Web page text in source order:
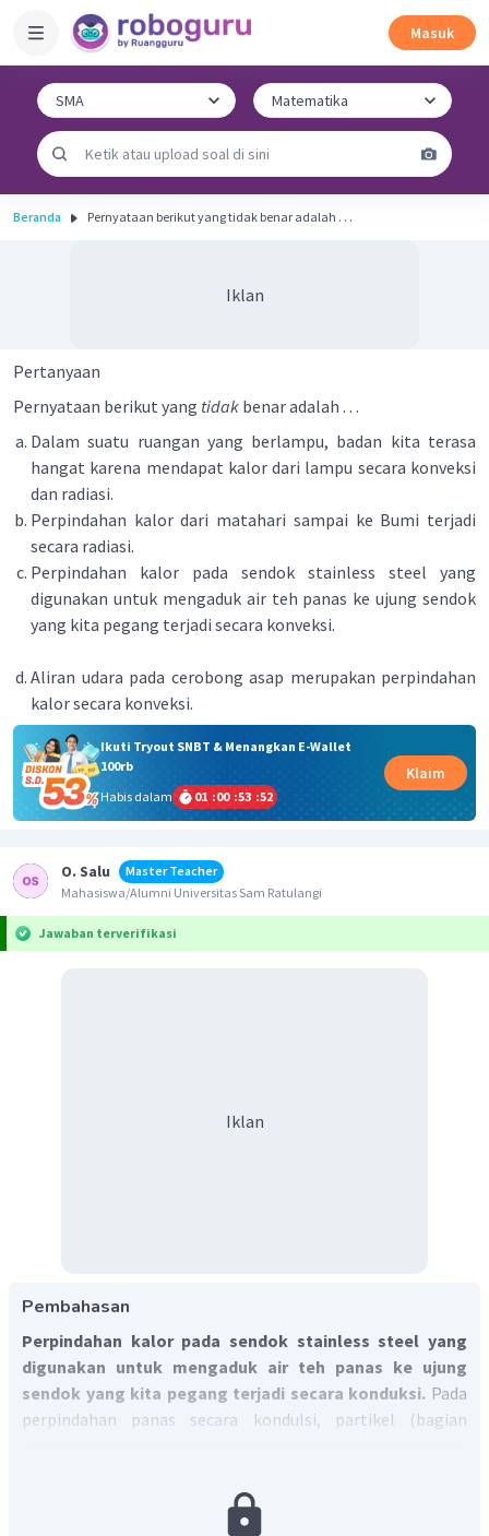
Masuk
Beranda Pernyataan berikut yang tidak benar adalah . . .
Iklan
Pertanyaan
Pernyataan berikut yang tidak benar adalah . . .
Dalam suatu ruangan yang berlampu, badan kita terasa
hangat karena mendapat kalor dari lampu secara konveksi
dan radiasi.
Perpindahan kalor dari matahari sampai ke Bumi terjadi
secara radiasi.
Perpindahan kalor pada sendok stainless steel yang
digunakan untuk mengaduk air teh panas ke ujung sendok
yang kita pegang terjadi secara konveksi.
Aliran udara pada cerobong asap merupakan perpindahan
kalor secara konveksi.
Ikuti Tryout SNBT & Menangkan E-Wallet
100rb
Habis dalam
01 :00 :53 :52
Klaim
O. Salu
Master Teacher
Mahasiswa/Alumni Universitas Sam Ratulangi
Jawaban terverifikasi
Iklan
Pembahasan
Perpindahan kalor pada sendok stainless steel yang
digunakan untuk mengaduk air teh panas ke ujung
sendok yang kita pegang terjadi secara konduksi. Pada
perpindahan panas secara kondulsi, partikel (bagian
energi panasnya. Perpindahan panas secara konduksi
umumnya terjadi pada zat padat.